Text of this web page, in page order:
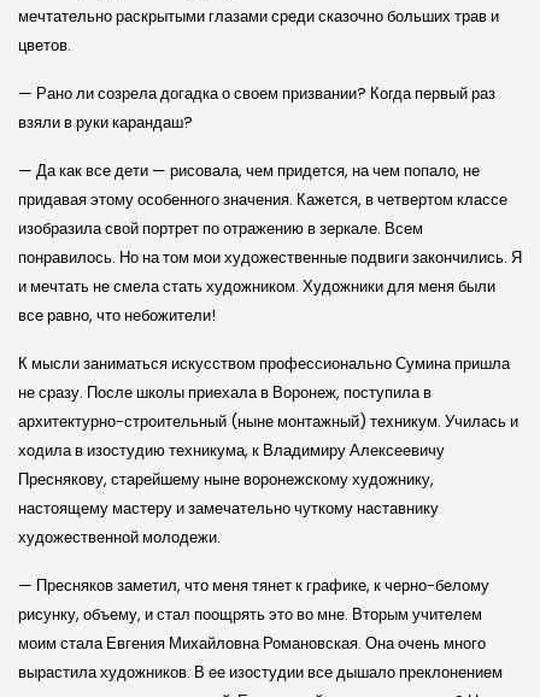
мечтательно раскрытыми глазами среди сказочно больших трав и
цветов.
— Рано ли созрела догадка о своем призвании? Когда первый раз
взяли в руки карандаш?
— Да как все дети — рисовала, чем придется, на чем попало, не
придавая этому особенного значения. Кажется, в четвертом классе
изобразила свой портрет по отражению в зеркале. Всем
понравилось. Но на том мои художественные подвиги закончились. Я
и мечтать не смела стать художником. Художники для меня были
все равно, что небожители!
К мысли заниматься искусством профессионально Сумина пришла
не сразу. После школы приехала в Воронеж, поступила в
архитектурно-строительный (ныне монтажный) техникум. Училась и
ходила в изостудию техникума, к Владимиру Алексеевичу
Преснякову, старейшему ныне воронежскому художнику,
настоящему мастеру и замечательно чуткому наставнику
художественной молодежи.
— Пресняков заметил, что меня тянет к графике, к черно-белому
рисунку, объему, и стал поощрять это во мне. Вторым учителем
моим стала Евгения Михайловна Романовская. Она очень много
вырастила художников. В ее изостудии все дышало преклонением